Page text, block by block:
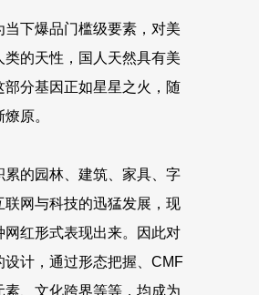
当下爆品门槛级要素，对美
类的天性，国人天然具有美
部分基因正如星星之火，随
原。
累的园林、建筑、家具、字
联网与科技的迅猛发展，现
网红形式表现出来。因此对
设计，通过形态把握、CMF
素、文化跨界等等，均成为